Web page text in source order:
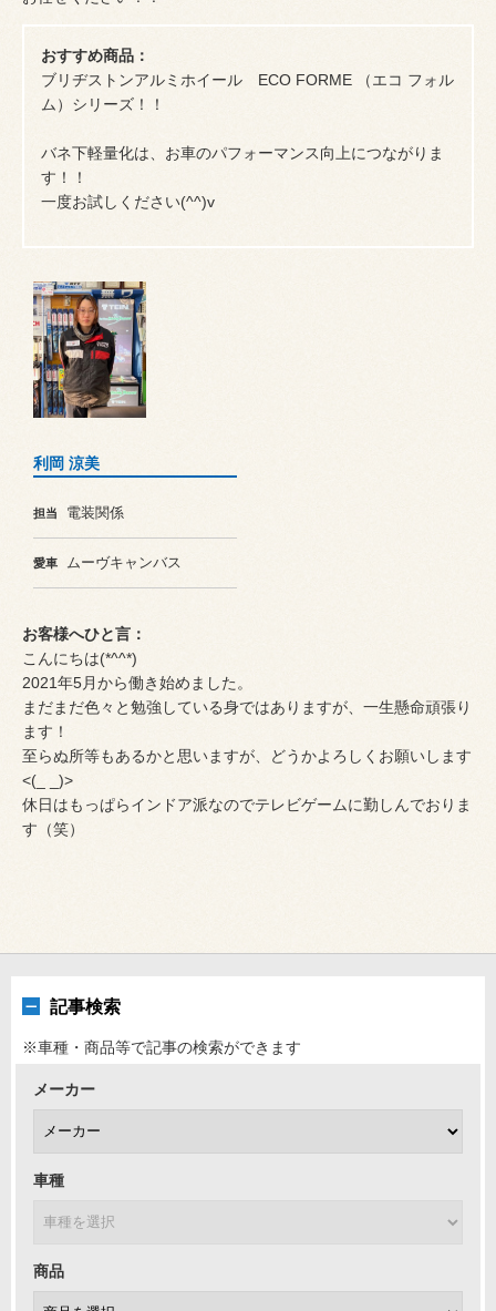
おすすめ商品：
ブリヂストンアルミホイール ECO FORME （エコ フォル
ム）シリーズ！！
バネ下軽量化は、お車のパフォーマンス向上につながりま
す！！
一度お試しください(^^)v
利岡 涼美
担当 電装関係
愛車 ムーヴキャンバス
お客様へひと言：
こんにちは(*^^*)
2021年5月から働き始めました。
まだまだ色々と勉強している身ではありますが、一生懸命頑張り
ます！
至らぬ所等もあるかと思いますが、どうかよろしくお願いします
<(_ _)>
休日はもっぱらインドア派なのでテレビゲームに勤しんでおりま
す（笑）
記事検索
※車種・商品等で記事の検索ができます
メーカー
車種
商品